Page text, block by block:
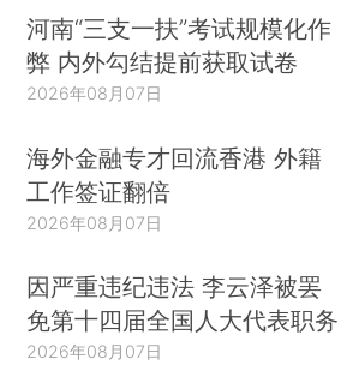
河南“三支一扶”考试规模化作
弊 内外勾结提前获取试卷
2026年08月07日
海外金融专才回流香港 外籍
工作签证翻倍
2026年08月07日
因严重违纪违法 李云泽被罢
免第十四届全国人大代表职务
2026年08月07日